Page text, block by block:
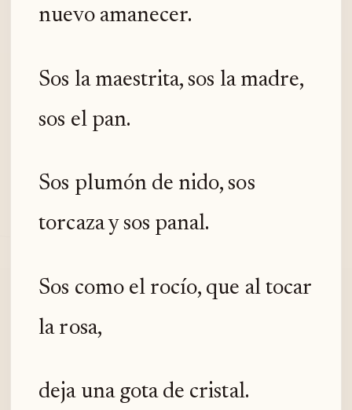
nuevo amanecer.
Sos la maestrita, sos la madre,
sos el pan.
Sos plumón de nido, sos
torcaza y sos panal.
Sos como el rocío, que al tocar
la rosa,
deja una gota de cristal.